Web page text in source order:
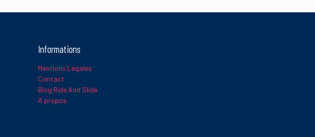
Informations
Mentions Légales
Contact
Blog Ride And Slide
A propos